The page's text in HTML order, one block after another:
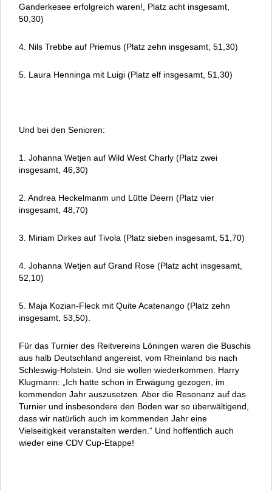
Ganderkesee erfolgreich waren!, Platz acht insgesamt,
50,30)
4. Nils Trebbe auf Priemus (Platz zehn insgesamt, 51,30)
5. Laura Henninga mit Luigi (Platz elf insgesamt, 51,30)
Und bei den Senioren:
1. Johanna Wetjen auf Wild West Charly (Platz zwei
insgesamt, 46,30)
2. Andrea Heckelmanm und Lütte Deern (Platz vier
insgesamt, 48,70)
3. Miriam Dirkes auf Tivola (Platz sieben insgesamt, 51,70)
4. Johanna Wetjen auf Grand Rose (Platz acht insgesamt,
52,10)
5. Maja Kozian-Fleck mit Quite Acatenango (Platz zehn
insgesamt, 53,50).
Für das Turnier des Reitvereins Löningen waren die Buschis
aus halb Deutschland angereist, vom Rheinland bis nach
Schleswig-Holstein. Und sie wollen wiederkommen. Harry
Klugmann: „Ich hatte schon in Erwägung gezogen, im
kommenden Jahr auszusetzen. Aber die Resonanz auf das
Turnier und insbesondere den Boden war so überwältigend,
dass wir natürlich auch im kommenden Jahr eine
Vielseitigkeit veranstalten werden.“ Und hoffentlich auch
wieder eine CDV Cup-Etappe!